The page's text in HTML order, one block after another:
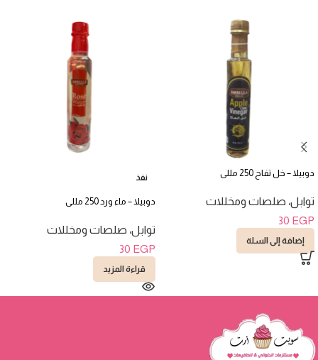
دوبيلا – خل تفاح 250 مللى
توابل، صلصات ومخللات
30 EGP
إضافة إلى السلة
نفذ
دوبيلا – ماء ورد 250 مللى
توابل، صلصات ومخللات
30 EGP
قراءة المزيد